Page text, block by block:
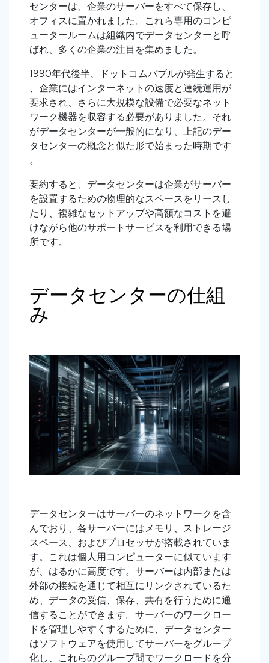
センターは、企業のサーバーをすべて保存し、
オフィスに置かれました。これら専用のコンピ
ュータールームは組織内でデータセンターと呼
ばれ、多くの企業の注目を集めました。
1990年代後半、ドットコムバブルが発生すると
、企業にはインターネットの速度と連続運用が
要求され、さらに大規模な設備で必要なネット
ワーク機器を収容する必要がありました。それ
がデータセンターが一般的になり、上記のデー
タセンターの概念と似た形で始まった時期です
。
要約すると、データセンターは企業がサーバー
を設置するための物理的なスペースをリースし
たり、複雑なセットアップや高額なコストを避
けながら他のサポートサービスを利用できる場
所です。
データセンターの仕組
み
データセンターはサーバーのネットワークを含
んでおり、各サーバーにはメモリ、ストレージ
スペース、およびプロセッサが搭載されていま
す。これは個人用コンピューターに似ています
が、はるかに高度です。サーバーは内部または
外部の接続を通じて相互にリンクされているた
め、データの受信、保存、共有を行うために通
信することができます。サーバーのワークロー
ドを管理しやすくするために、データセンター
はソフトウェアを使用してサーバーをグループ
化し、これらのグループ間でワークロードを分